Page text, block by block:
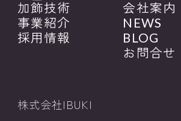
加飾技術
事業紹介
採用情報
会社案内
NEWS
BLOG
お問合せ
株式会社IBUKI